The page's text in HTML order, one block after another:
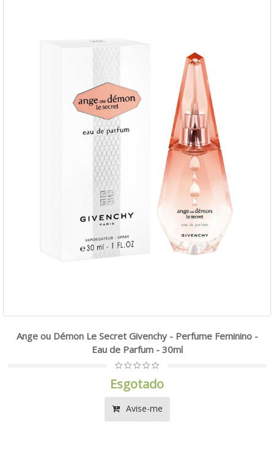
Ange ou Démon Le Secret Givenchy - Perfume Feminino -
Eau de Parfum - 30ml
Esgotado
Avise-me